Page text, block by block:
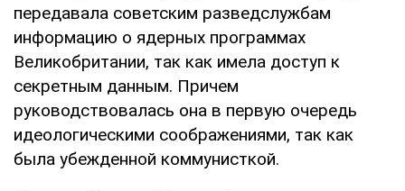
передавала советским разведслужбам
информацию о ядерных программах
Великобритании, так как имела доступ к
секретным данным. Причем
руководствовалась она в первую очередь
идеологическими соображениями, так как
была убежденной коммунисткой.